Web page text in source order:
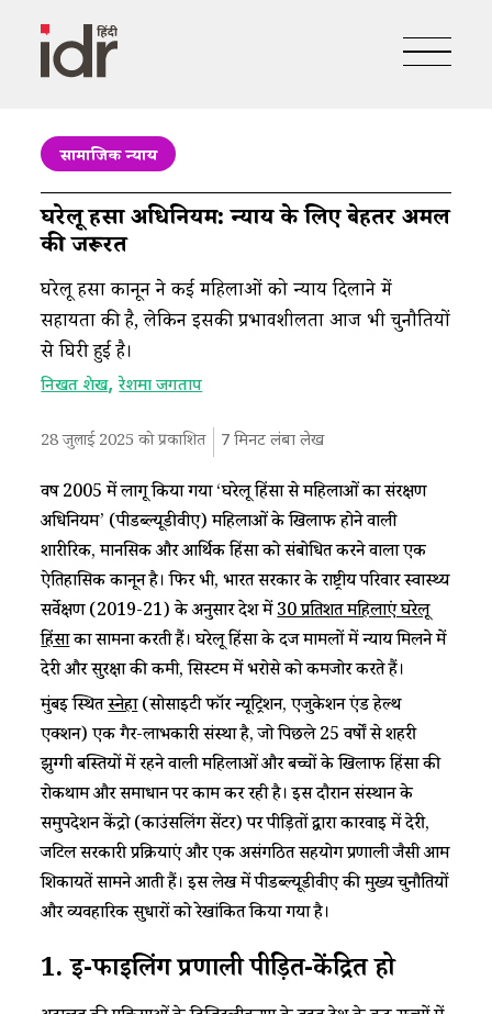
सामाजिक न्याय
घरेलू हिंसा अधिनियम: न्याय के लिए बेहतर अमल
की जरूरत
घरेलू हिंसा कानून ने कई महिलाओं को न्याय दिलाने में
सहायता की है, लेकिन इसकी प्रभावशीलता आज भी चुनौतियों
से घिरी हुई है।
निखत शेख,रेशमा जगताप
28 जुलाई 2025 को प्रकाशित 7मिनट लंबा लेख
वर्ष 2005 में लागू किया गया ‘घरेलू हिंसा से महिलाओं का संरक्षण
अधिनियम’ (पीडब्ल्यूडीवीए) महिलाओं के खिलाफ होने वाली
शारीरिक, मानसिक और आर्थिक हिंसा को संबोधित करने वाला एक
ऐतिहासिक कानून है। फिर भी, भारत सरकार के राष्ट्रीय परिवार स्वास्थ्य
सर्वेक्षण (2019-21) के अनुसार देश में30 प्रतिशत महिलाएं घरेलू
हिंसाका सामना करती हैं। घरेलू हिंसा के दर्ज मामलों में न्याय मिलने में
देरी और सुरक्षा की कमी, सिस्टम में भरोसे को कमजोर करते हैं।
मुंबई स्थितस्नेहा(सोसाइटी फॉर न्यूट्रिशन, एजुकेशन एंड हेल्थ
एक्शन) एक गैर-लाभकारी संस्था है, जो पिछले 25 वर्षों से शहरी
झुग्गी बस्तियों में रहने वाली महिलाओं और बच्चों के खिलाफ हिंसा की
रोकथाम और समाधान पर काम कर रही है। इस दौरान संस्थान के
समुपदेशन केंद्रो (काउंसलिंग सेंटर) पर पीड़ितों द्वारा कारवाई में देरी,
जटिल सरकारी प्रक्रियाएं और एक असंगठित सहयोग प्रणाली जैसी आम
शिकायतें सामने आती हैं। इस लेख में पीडब्ल्यूडीवीए की मुख्य चुनौतियों
और व्यवहारिक सुधारों को रेखांकित किया गया है।
1. ई-फाइलिंग प्रणाली पीड़ित-केंद्रित हो